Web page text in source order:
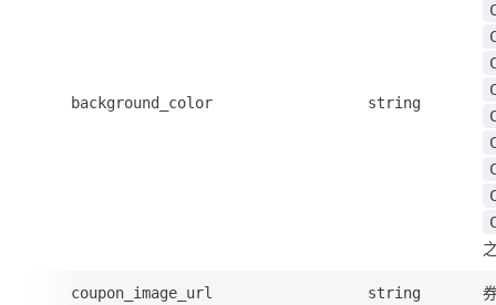
background_color string
coupon_image_url string